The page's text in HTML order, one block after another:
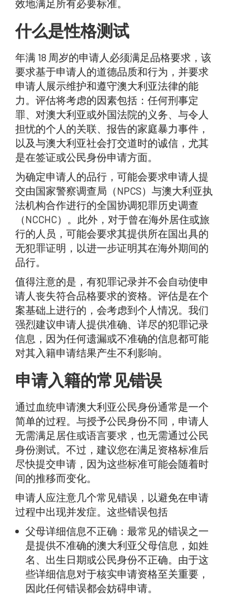
效地满足所有必要标准。
什么是性格测试
年满 18 周岁的申请人必须满足品格要求，该
要求基于申请人的道德品质和行为，并要求
申请人展示维护和遵守澳大利亚法律的能
力。评估将考虑的因素包括：任何刑事定
罪、对澳大利亚或外国法院的义务、与令人
担忧的个人的关联、报告的家庭暴力事件，
以及与澳大利亚社会打交道时的诚信，尤其
是在签证或公民身份申请方面。
为确定申请人的品行，可能会要求申请人提
交由国家警察调查局（NPCS）与澳大利亚执
法机构合作进行的全国协调犯罪历史调查
（NCCHC）。此外，对于曾在海外居住或旅
行的人员，可能会要求其提供所在国出具的
无犯罪证明，以进一步证明其在海外期间的
品行。
值得注意的是，有犯罪记录并不会自动使申
请人丧失符合品格要求的资格。评估是在个
案基础上进行的，会考虑到个人情况。我们
强烈建议申请人提供准确、详尽的犯罪记录
信息，因为任何遗漏或不准确的信息都可能
对其入籍申请结果产生不利影响。
申请入籍的常见错误
通过血统申请澳大利亚公民身份通常是一个
简单的过程。与授予公民身份不同，申请人
无需满足居住或语言要求，也无需通过公民
身份测试。不过，建议您在满足资格标准后
尽快提交申请，因为这些标准可能会随着时
间的推移而变化。
申请人应注意几个常见错误，以避免在申请
过程中出现并发症。这些错误包括
父母详细信息不正确：最常见的错误之一
是提供不准确的澳大利亚父母信息，如姓
名、出生日期或公民身份不正确。由于这
些详细信息对于核实申请资格至关重要，
因此任何错误都会妨碍申请。